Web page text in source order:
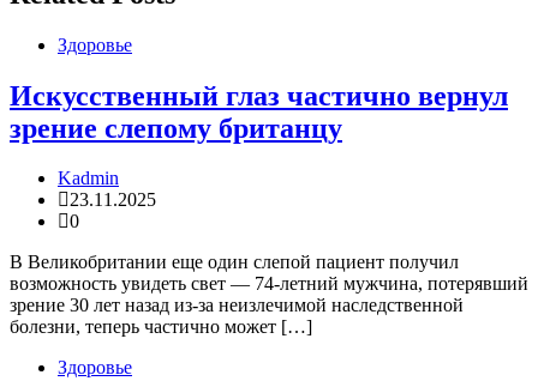
Здоровье
Искусственный глаз частично вернул
зрение слепому британцу
Kadmin
23.11.2025
0
В Великобритании еще один слепой пациент получил
возможность увидеть свет — 74-летний мужчина, потерявший
зрение 30 лет назад из-за неизлечимой наследственной
болезни, теперь частично может […]
Здоровье